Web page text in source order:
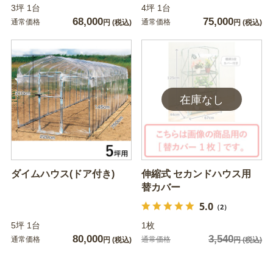
3坪 1台
通常価格 68,000円 (税込)
4坪 1台
通常価格 75,000円 (税込)
ダイムハウス(ドア付き)
5坪 1台
通常価格 80,000円 (税込)
伸縮式 セカンドハウス用
替カバー
5.0（2）
1枚
通常価格 3,540円(税込)